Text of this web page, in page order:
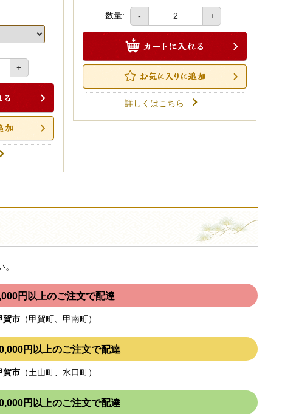
+
数量: - +
詳しくはこちら
円以上のご注文で配達
賀市 （甲賀町、甲南町）
円以上のご注文で配達
賀市 （土山町、水口町）
円以上のご注文で配達